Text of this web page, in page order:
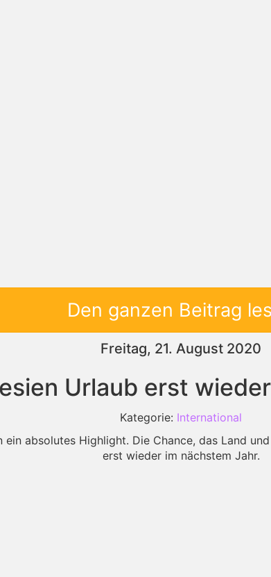
Den ganzen Beitrag
Freitag, 21. August 2020
Urlaub erst
Kategorie: International
ein absolutes Highlight. Die Chance, das Land
erst wieder im nächstem Jahr.